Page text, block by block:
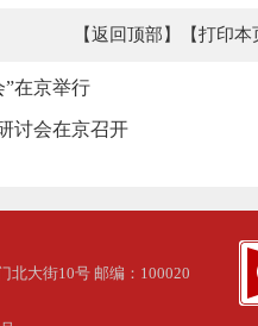
【返回顶部】 【打印本
在京举行
讨会在京召开